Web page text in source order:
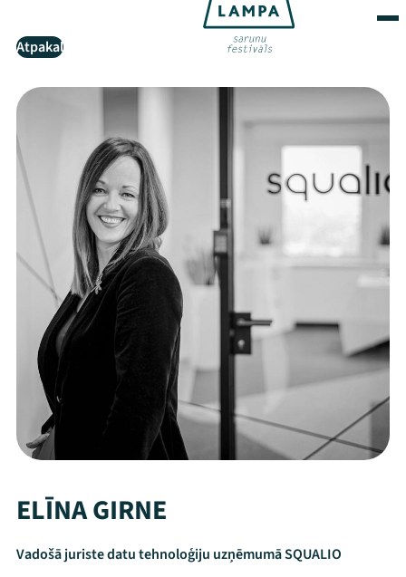
Atpakaļ
ELĪNA GIRNE
Vadošā juriste datu tehnoloģiju uzņēmumā SQUALIO